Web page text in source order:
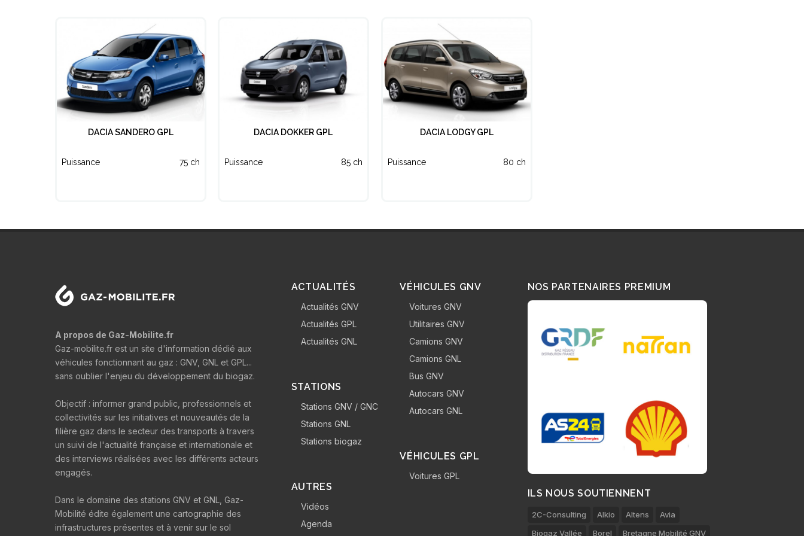
DACIA SANDERO GPL
Puissance 75 ch
DACIA DOKKER GPL
Puissance 85 ch
DACIA LODGY GPL
Puissance 80 ch
A propos de Gaz-Mobilite.fr
Gaz-mobilite.fr est un site d'information dédié aux
véhicules fonctionnant au gaz : GNV, GNL et GPL...
sans oublier l'enjeu du développement du biogaz.
Objectif : informer grand public, professionnels et
collectivités sur les initiatives et nouveautés de la
filière gaz dans le secteur des transports à travers
un suivi de l'actualité française et internationale et
des interviews réalisées avec les différents acteurs
engagés.
Dans le domaine des stations GNV et GNL, Gaz-
Mobilité édite également une cartographie des
infrastructures présentes et à venir sur le sol
ACTUALITÉS
Actualités GNV
Actualités GPL
Actualités GNL
STATIONS
Stations GNV / GNC
Stations GNL
Stations biogaz
AUTRES
Vidéos
Agenda
VÉHICULES GNV
Voitures GNV
Utilitaires GNV
Camions GNV
Camions GNL
Bus GNV
Autocars GNV
Autocars GNL
VÉHICULES GPL
Voitures GPL
NOS PARTENAIRES PREMIUM
ILS NOUS SOUTIENNENT
2C-Consulting Alkio Altens
Avia
Biogaz Vallée
Borel Bretagne Mobilité GNV